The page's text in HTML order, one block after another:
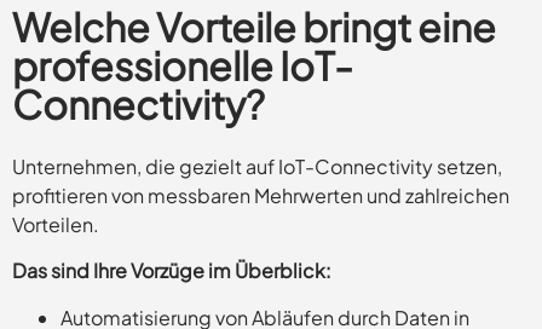
Welche Vorteile bringt eine
professionelle IoT-
Connectivity?
Unternehmen, die gezielt auf IoT-Connectivity setzen,
profitieren von messbaren Mehrwerten und zahlreichen
Vorteilen.
Das sind Ihre Vorzüge im Überblick:
Automatisierung von Abläufen durch Daten in